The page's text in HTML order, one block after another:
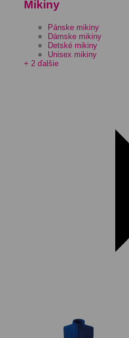
Mikiny
Pánske mikiny
Dámske mikiny
Detské mikiny
Unisex mikiny
+ 2 ďalšie